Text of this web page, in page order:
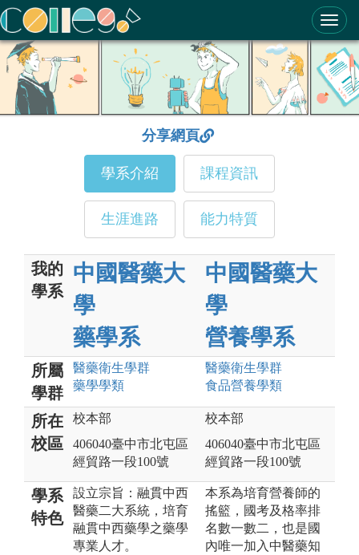
ColleGo! 大學選才與高中育才輔助系統
分享網頁
學系介紹 課程資訊
生涯進路 能力特質
我的
學系
中國醫藥大
學
藥學系
中國醫藥大
學
營養學系
所屬
學群
醫藥衛生學群
藥學學類
醫藥衛生學群
食品營養學類
所在
校區
校本部
406040臺中市北屯區
經貿路一段100號
校本部
406040臺中市北屯區
經貿路一段100號
學系
特色
設立宗旨：融貫中西
醫藥二大系統，培育
融貫中西藥學之藥學
專業人才。
本系為培育營養師的
搖籃，國考及格率排
名數一數二，也是國
內唯一加入中醫藥知